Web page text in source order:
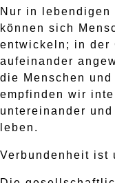
Nur in lebendigen
können sich
entwickeln; in der
aufeinander
die Menschen
empfinden wir
untereinander
leben.
Verbundenheit ist